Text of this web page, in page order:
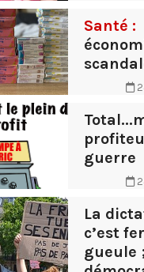
Santé :
guerre
La
c’est
gueule